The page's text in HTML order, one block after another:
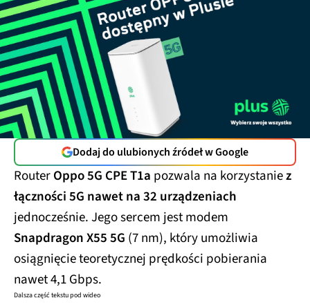
Dodaj do ulubionych źródeł w Google
RouterOppo 5G CPE T1a pozwala na korzystaniez
łączności 5G nawet na 32 urządzeniach
jednocześnie. Jego sercem jest modem
Snapdragon X55 5G (7 nm), który umożliwia
osiągnięcie teoretycznej prędkości pobierania
nawet 4,1 Gbps.
Dalsza część tekstu pod wideo